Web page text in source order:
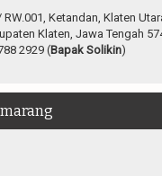
RW.001, Ketandan, Klaten
Klaten, Jawa Tengah
2929 (Bapak Solikin)